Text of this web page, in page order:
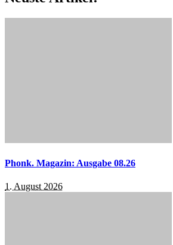
Phonk. Magazin: Ausgabe 08.26
1. August 2026